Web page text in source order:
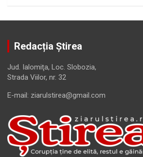
Redacția Știrea
Jud. Ialomiţa, Loc. Slobozia,
Strada Viilor, nr. 32
E-mail: ziarulstirea@gmail.com